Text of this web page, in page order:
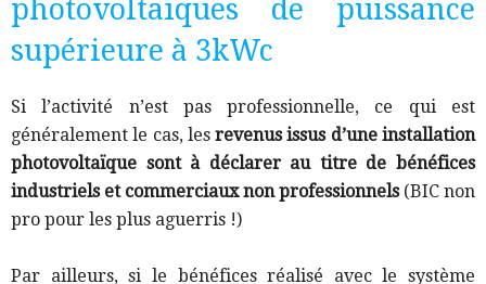
photovoltaïques de puissance
supérieure à 3kWc
Si l’activité n’est pas professionnelle, ce qui est
généralement le cas, lesrevenus issus d’une installation
photovoltaïque sont à déclarer au titre de bénéfices
industriels et commerciaux non professionnels(BIC non
pro pour les plus aguerris !)
Par ailleurs, si le bénéfices réalisé avec le système